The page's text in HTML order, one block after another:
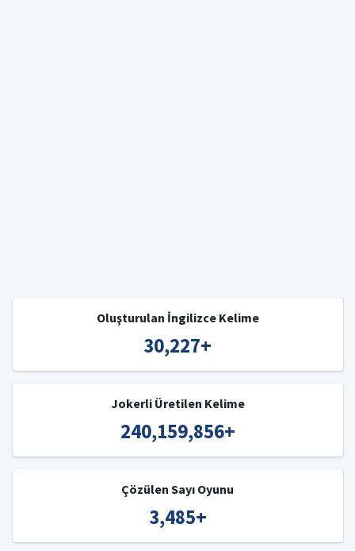
Oluşturulan İngilizce Kelime
30,227+
Jokerli Üretilen Kelime
240,159,856+
Çözülen Sayı Oyunu
3,485+